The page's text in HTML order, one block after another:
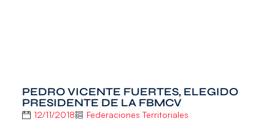
PEDRO VICENTE FUERTES, ELEGIDO
PRESIDENTE DE LA FBMCV
12/11/2018 Federaciones Territoriales